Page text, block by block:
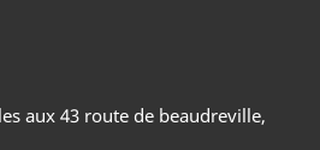
aux 43 route de beaudreville,